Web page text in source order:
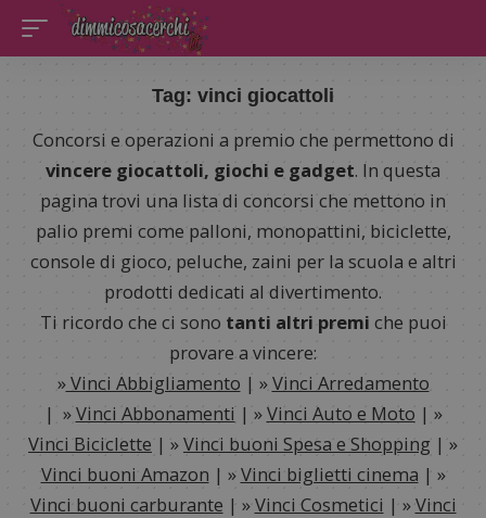
Tag: vinci giocattoli
Concorsi e operazioni a premio che permettono di
vincere giocattoli, giochi e gadget. In questa
pagina trovi una lista di concorsi che mettono in
palio premi come palloni, monopattini, biciclette,
console di gioco, peluche, zaini per la scuola e altri
prodotti dedicati al divertimento.
Ti ricordo che ci sono tanti altri premi che puoi
provare a vincere:
»Vinci Abbigliamento | »Vinci Arredamento
| »Vinci Abbonamenti | »Vinci Auto e Moto | »
Vinci Biciclette | »Vinci buoni Spesa e Shopping | »
Vinci buoni Amazon | »Vinci biglietti cinema | »
Vinci buoni carburante | »Vinci Cosmetici | »Vinci